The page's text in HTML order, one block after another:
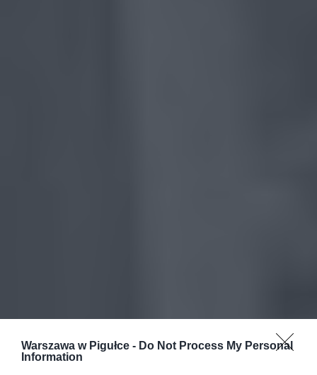
Warszawa w Pigułce - Do Not Process My Personal
Information